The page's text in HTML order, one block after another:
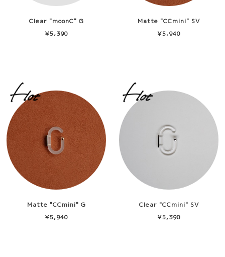
Clear "moonC" G
¥5,390
Matte "CCmini" SV
¥5,940
Matte "CCmini" G
¥5,940
Clear "CCmini" SV
¥5,390